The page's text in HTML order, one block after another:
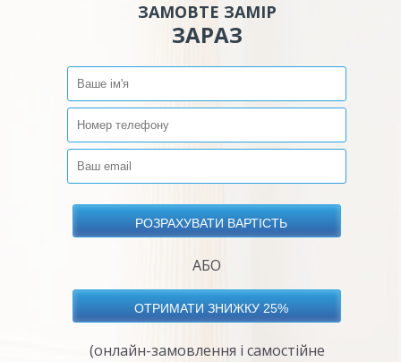
ЗАМОВТЕ ЗАМІР
ЗАРАЗ
АБО
(онлайн-замовлення і самостійне